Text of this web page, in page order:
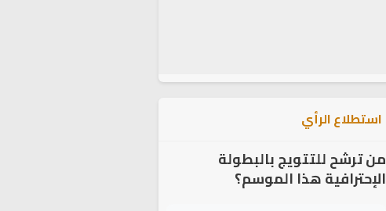
استطلاع الرأي
من ترشح للتتويج بالبطولة
الإحترافية هذا الموسم؟